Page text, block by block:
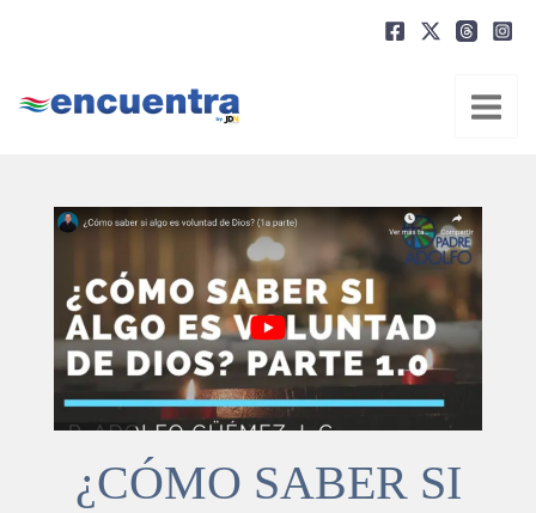
¿CÓMO SABER SI